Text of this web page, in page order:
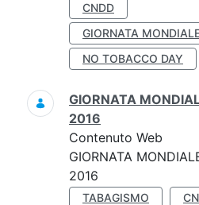
CNDD
GIORNATA
NO TOBACCO DAY
GIORNATA
2016
Contenuto Web
GIORNATA
2016
TABAGISMO